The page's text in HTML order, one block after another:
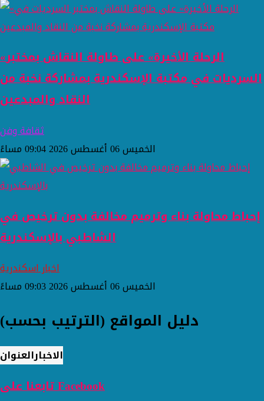
«الرحلة الأخيرة» على طاولة النقاش بمختبر
السرديات في مكتبة الإسكندرية بمشاركة نخبة من
النقاد والمبدعين
ثقافة وفن
الخميس 06 أغسطس 2026 09:04 مساءً
إحباط محاولة بناء وترميم مخالفة بدون ترخيص في
الشاطبي بالإسكندرية
اخبار اسكندرية
الخميس 06 أغسطس 2026 09:03 مساءً
دليل المواقع (الترتيب بحسب)
العنوانالاخبار
تابعنا على Facebook